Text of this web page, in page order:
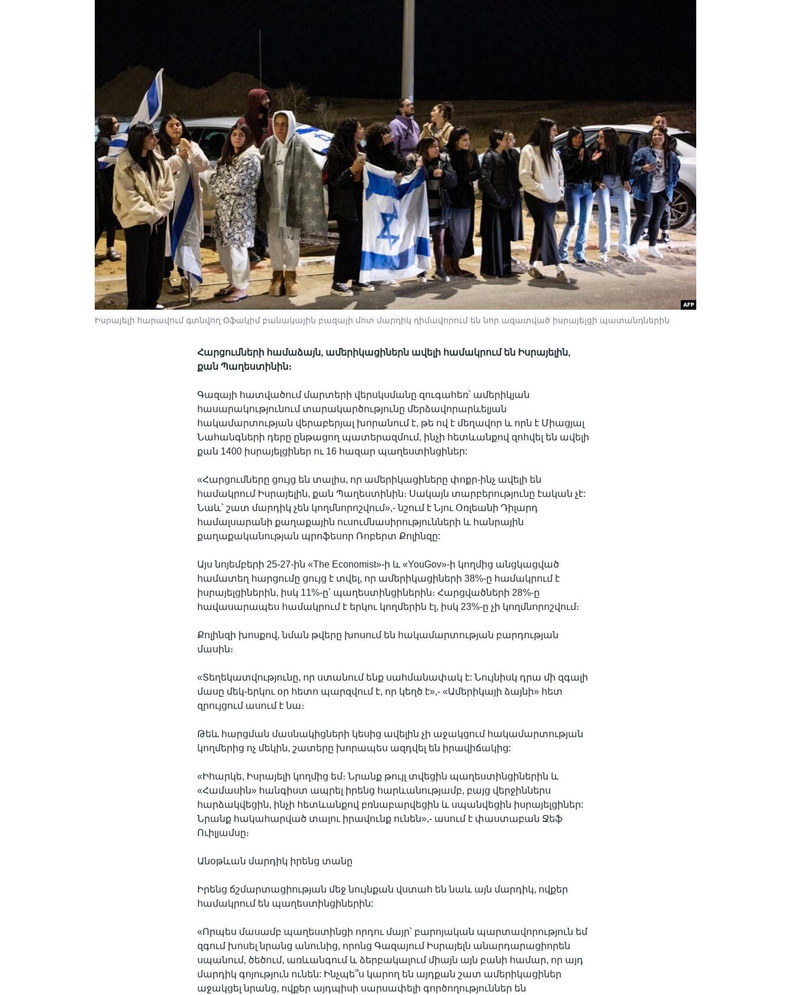
Իսրայելի հարավում գտնվող Օֆակիմ բանակային բազայի մոտ մարդիկ դիմավորում են նոր ազատված իսրայելցի պատանդներին
Հարցումների համաձայն, ամերիկացիներն ավելի համակրում են Իսրայելին,
քան Պաղեստինին։
Գազայի հատվածում մարտերի վերսկսմանը զուգահեռ՝ ամերիկյան
հասարակությունում տարակարծությունը մերձավորարևելյան
հակամարտության վերաբերյալ խորանում է, թե ով է մեղավոր և որն է Միացյալ
Նահանգների դերը ընթացող պատերազմում, ինչի հետևանքով զոհվել են ավելի
քան 1400 իսրայելցիներ ու 16 հազար պաղեստինցիներ:
«Հարցումները ցույց են տալիս, որ ամերիկացիները փոքր-ինչ ավելի են
համակրում Իսրայելին, քան Պաղեստինին։ Սակայն տարբերությունը էական չէ:
Նաև՝ շատ մարդիկ չեն կողմնորոշվում»,- նշում է Նյու Օռլեանի Դիլարդ
համալսարանի քաղաքային ուսումնասիրությունների և հանրային
քաղաքականության պրոֆեսոր Ռոբերտ Քոլինզը:
Այս նոյեմբերի 25-27-ին «The Economist»-ի և «YouGov»-ի կողմից անցկացված
համատեղ հարցումը ցույց է տվել, որ ամերիկացիների 38%-ը համակրում է
իսրայելցիներին, իսկ 11%-ը՝ պաղեստինցիներին։ Հարցվածների 28%-ը
հավասարապես համակրում է երկու կողմերին էլ, իսկ 23%-ը չի կողմնորոշվում։
Քոլինզի խոսքով, նման թվերը խոսում են հակամարտության բարդության
մասին։
«Տեղեկատվությունը, որ ստանում ենք սահմանափակ է: Նույնիսկ դրա մի զգալի
մասը մեկ-երկու օր հետո պարզվում է, որ կեղծ է»,- «Ամերիկայի ձայնի» հետ
զրույցում ասում է նա։
Թեև հարցման մասնակիցների կեսից ավելին չի աջակցում հակամարտության
կողմերից ոչ մեկին, շատերը խորապես ազդվել են իրավիճակից:
«Իհարկե, Իսրայելի կողմից եմ։ Նրանք թույլ տվեցին պաղեստինցիներին և
«Համասին» հանգիստ ապրել իրենց հարևանությամբ, բայց վերջիններս
հարձակվեցին, ինչի հետևանքով բռնաբարվեցին և սպանվեցին իսրայելցիներ:
Նրանք հակահարված տալու իրավունք ունեն»,- ասում է փաստաբան Ջեֆ
Ուիլյամսը։
Անօթևան մարդիկ իրենց տանը
Իրենց ճշմարտացիության մեջ նույնքան վստահ են նաև այն մարդիկ, ովքեր
համակրում են պաղեստինցիներին:
«Որպես մասամբ պաղեստինցի որդու մայր՝ բարոյական պարտավորություն եմ
զգում խոսել նրանց անունից, որոնց Գազայում Իսրայելն անարդարացիորեն
սպանում, ծեծում, առևանգում և ձերբակալում միայն այն բանի համար, որ այդ
մարդիկ գոյություն ունեն: Ինչպե՞ս կարող են այդքան շատ ամերիկացիներ
աջակցել նրանց, ովքեր այդպիսի սարսափելի գործողություններ են